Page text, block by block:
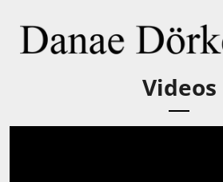
Videos